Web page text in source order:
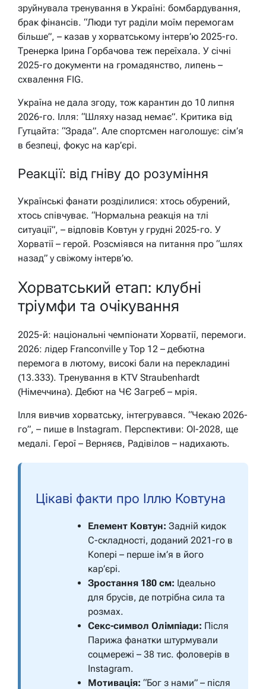
зруйнувала тренування в Україні: бомбардування,
брак фінансів. “Люди тут раділи моїм перемогам
більше”, – казав у хорватському інтерв’ю 2025-го.
Тренерка Ірина Горбачова теж переїхала. У січні
2025-го документи на громадянство, липень –
схвалення FIG.
Україна не дала згоду, тож карантин до 10 липня
2026-го. Ілля: “Шляху назад немає”. Критика від
Гутцайта: “Зрада”. Але спортсмен наголошує: сім’я
в безпеці, фокус на кар’єрі.
Реакції: від гніву до розуміння
Українські фанати розділилися: хтось обурений,
хтось співчуває. “Нормальна реакція на тлі
ситуації”, – відповів Ковтун у грудні 2025-го. У
Хорватії – герой. Розсміявся на питання про “шлях
назад” у свіжому інтерв’ю.
Хорватський етап: клубні
тріумфи та очікування
2025-й: національні чемпіонати Хорватії, перемоги.
2026: лідер Franconville у Top 12 – дебютна
перемога в лютому, високі бали на перекладині
(13.333). Тренування в KTV Straubenhardt
(Німеччина). Дебют на ЧЄ Загреб – мрія.
Ілля вивчив хорватську, інтегрувався. “Чекаю 2026-
го”, – пише в Instagram. Перспективи: ОІ-2028, ще
медалі. Герої – Верняєв, Радівілов – надихають.
Цікаві факти про Іллю Ковтуна
Елемент Ковтун: Задній кидок
C-складності, доданий 2021-го в
Копері – перше ім’я в його
кар’єрі.
Зростання 180 см: Ідеально
для брусів, де потрібна сила та
розмах.
Секс-символ Олімпіади: Після
Парижа фанатки штурмували
соцмережі – 38 тис. фоловерів в
Instagram.
Мотивація: “Бог з нами” – після